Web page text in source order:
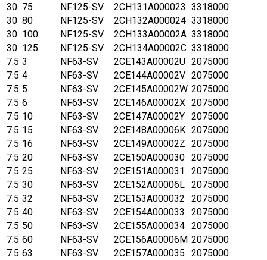
30 75 NF125-SV 2CH131A000023 3318000
30 80 NF125-SV 2CH132A000024 3318000
30 100 NF125-SV 2CH133A00002A 3318000
30 125 NF125-SV 2CH134A00002C 3318000
7.5 3 NF63-SV 2CE143A00002U 2075000
7.5 4 NF63-SV 2CE144A00002V 2075000
7.5 5 NF63-SV 2CE145A00002W 2075000
7.5 6 NF63-SV 2CE146A00002X 2075000
7.5 10 NF63-SV 2CE147A00002Y 2075000
7.5 15 NF63-SV 2CE148A00006K 2075000
7.5 16 NF63-SV 2CE149A00002Z 2075000
7.5 20 NF63-SV 2CE150A000030 2075000
7.5 25 NF63-SV 2CE151A000031
2075000
7.5 30 NF63-SV 2CE152A00006L 2075000
7.5 32 NF63-SV 2CE153A000032
2075000
7.5 40 NF63-SV 2CE154A000033
2075000
7.5 50 NF63-SV 2CE155A000034 2075000
7.5 60 NF63-SV 2CE156A00006M 2075000
7.5 63 NF63-SV 2CE157A000035
2075000